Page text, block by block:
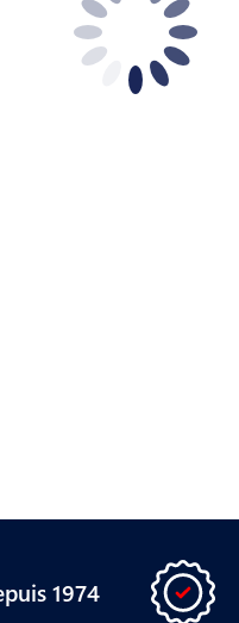
1974